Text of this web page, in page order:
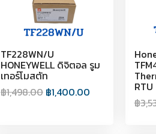
TF228WN/U
HONEYWELL ดิจิตอล รูม
เทอร์โมสตัท
฿1,498.00 ฿1,400.00
RTU
฿